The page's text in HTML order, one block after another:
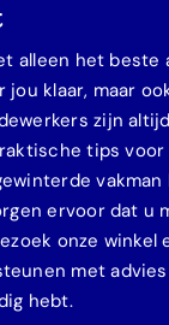
alleen het beste
jou klaar, maar
zijn
tips
ervoor dat u
onze winkel
met
hebt.